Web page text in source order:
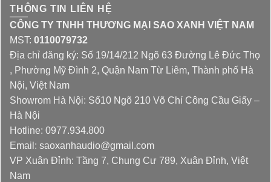
THÔNG TIN LIÊN HỆ
CÔNG TY TNHH THƯƠNG MẠI SAO XANH VIỆT NAM
MST: 0110079732
Địa chỉ đăng ký: Số 19/14/212 Ngõ 63 Đường Lê Đức Thọ
, Phường Mỹ Đình 2, Quận Nam Từ Liêm, Thành phố Hà
Nội, Việt Nam
Showrom Hà Nội: Số10 Ngõ 210 Võ Chí Công Cầu Giấy –
Hà Nội
Hotline: 0977.934.800
Email: saoxanhaudio@gmail.com
VP Xuân Đỉnh: Tầng 7, Chung Cư 789, Xuân Đỉnh, Việt
Nam